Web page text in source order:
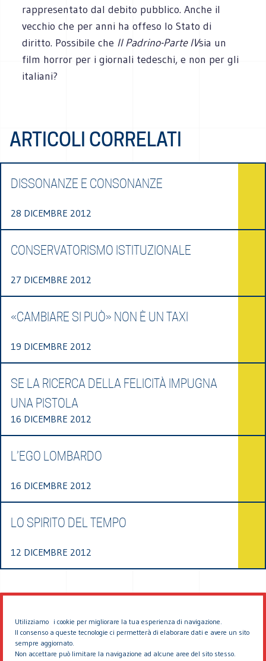
Utilizziamo i cookie per migliorare la tua esperienza di navigazione.
Il consenso a queste tecnologie ci permetterà di elaborare dati e avere un sito
sempre aggiornato.
Non accettare può limitare la navigazione ad alcune aree del sito stesso.
rappresentato dal debito pubblico. Anche il
vecchio che per anni ha offeso lo Stato di
diritto. Possibile che Il Padrino-Parte IVsia un
film horror per i giornali tedeschi, e non per gli
italiani?
ARTICOLI CORRELATI
DISSONANZE E CONSONANZE
28 DICEMBRE 2012
CONSERVATORISMO ISTITUZIONALE
27 DICEMBRE 2012
«CAMBIARE SI PUÒ» NON È UN TAXI
19 DICEMBRE 2012
SE LA RICERCA DELLA FELICITÀ IMPUGNA
UNA PISTOLA
16 DICEMBRE 2012
L’EGO LOMBARDO
16 DICEMBRE 2012
LO SPIRITO DEL TEMPO
12 DICEMBRE 2012